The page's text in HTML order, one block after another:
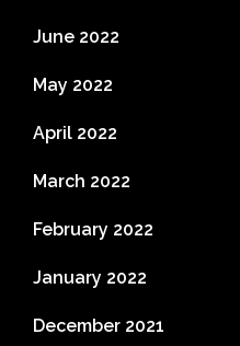
June 2022
May 2022
April 2022
March 2022
February 2022
January 2022
December 2021